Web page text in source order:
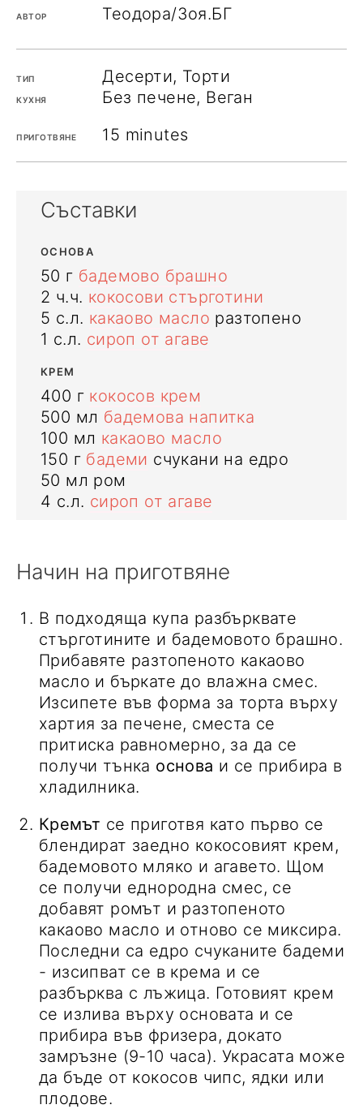
АВТОР Теодора/Зоя.БГ
ТИП Десерти, Торти
КУХНЯ Без печене, Веган
ПРИГОТВЯНЕ 15 minutes
Съставки
ОСНОВА
50 г бадемово брашно
2 ч.ч. кокосови стърготини
5 с.л. какаово масло разтопено
1 с.л. сироп от агаве
КРЕМ
400 г кокосов крем
500 мл бадемова напитка
100 мл какаово масло
150 г бадеми счукани на едро
50 мл ром
4 с.л. сироп от агаве
Начин на приготвяне
В подходяща купа разбърквате
стърготините и бадемовото брашно.
Прибавяте разтопеното какаово
масло и бъркате до влажна смес.
Изсипете във форма за торта върху
хартия за печене, сместа се
притиска равномерно, за да се
получи тънка основа и се прибира в
хладилника.
Кремът се приготвя като първо се
блендират заедно кокосовият крем,
бадемовото мляко и агавето. Щом
се получи еднородна смес, се
добавят ромът и разтопеното
какаово масло и отново се миксира.
Последни са едро счуканите бадеми
- изсипват се в крема и се
разбърква с лъжица. Готовият крем
се излива върху основата и се
прибира във фризера, докато
замръзне (9-10 часа). Украсата може
да бъде от кокосов чипс, ядки или
плодове.